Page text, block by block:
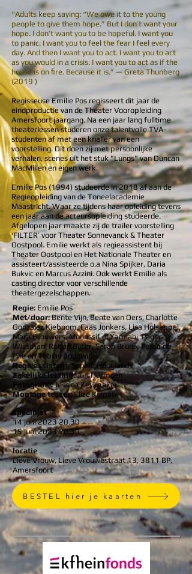
“Adults keep saying: “We owe it to the young
people to give them hope.” But I don’t want your
hope. I don’t want you to be hopeful. I want you
to panic. I want you to feel the fear I feel every
day. And then I want you to act. I want you to act
as you would in a crisis. I want you to act as if the
house is on ﬁre. Because it is.” — Greta Thunberg
(2019 )
Regisseuse Emilie Pos regisseert dit jaar de
eindproductie van de Theater Vooropleiding
Amersfoort jaargang. Na een jaar lang fulltime
theaterlessen studeren onze talentvolle TVA-
studenten af met een knaller van een
voorstelling. Dit doen zij met persoonlijke
verhalen, scenes uit het stuk "Lungs" van Duncan
MacMillen en eigen werk.
Emilie Pos (1994) studeerde in 2018 af aan de
Regieopleiding van de Toneelacademie
Maastricht. Waar ze tijdens haar opleiding tevens
een jaar aan de acteursopleiding studeerde.
Afgelopen jaar maakte zij de trailer voorstelling
‘FILTER’ voor Theater Sonnevanck & Theater
Oostpool. Emilie werkt als regieassistent bij
Theater Oostpool en Het Nationale Theater en
assisteert/assisteerde o.a Nina Spijker, Daria
Bukvic en Marcus Azzini. Ook werkt Emilie als
casting director voor verschillende
theatergezelschappen.
Regie: Emilie Pos
Met/door:Bente Vijn, Bente van Oers, Charlotte
Gonzalez Kieboom, Faas Jonkers, Lisa Holsappel,
Mara Brouwers, Mounssif el Yamlahi, Paula
Wissman, Ruben Buter, Sarah Bruns, Tessa de
Prie en Tobias Bodewitz
Regieassistent: Sophie Hoogland
Zakelijke leiding:Jori Hermsen
Fotografie:Jessica Zeylmaker
Montage teaser:Elize Kuiper
speellijst
14 juni2023 20.30
15 juni2023 20.30
locatie
Lieve Vrouw, Lieve Vrouwestraat 13, 3811 BP,
Amersfoort
BESTEL hier je kaarten